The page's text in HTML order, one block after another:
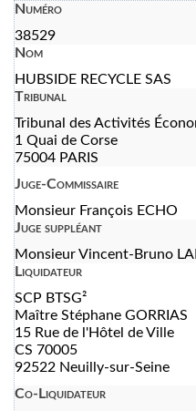
Numéro
38529
Nom
HUBSIDE RECYCLE SAS
Tribunal
Tribunal des Activités
1 Quai de Corse
75004 PARIS
Juge-Commissaire
Monsieur François ECHO
Juge suppléant
Monsieur Vincent-Bruno
Liquidateur
SCP BTSG²
Maître Stéphane GORRIAS
15 Rue de l'Hôtel de Ville
CS 70005
92522 Neuilly-sur-Seine
Co-Liquidateur